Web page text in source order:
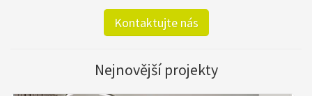
Kontaktujte nás
Nejnovější projekty